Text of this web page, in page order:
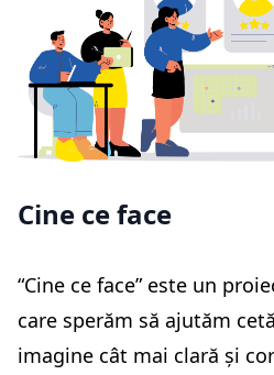
Cine ce face
“Cine ce face” este un
care sperăm să ajutăm
imagine cât mai clară și